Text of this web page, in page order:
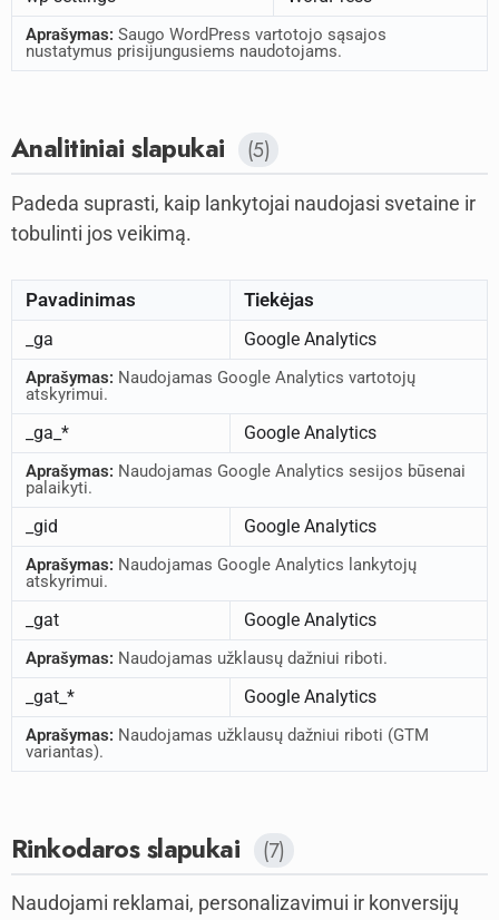
Aprašymas: Saugo WordPress vartotojo sąsajos
nustatymus prisijungusiems naudotojams.
Analitiniai slapukai (5)
Padeda suprasti, kaip lankytojai naudojasi svetaine ir
tobulinti jos veikimą.
Pavadinimas Tiekėjas
_ga Google Analytics
Aprašymas: Naudojamas Google Analytics vartotojų
atskyrimui.
_ga_* Google Analytics
Aprašymas: Naudojamas Google Analytics sesijos būsenai
palaikyti.
_gid Google Analytics
Aprašymas: Naudojamas Google Analytics lankytojų
atskyrimui.
_gat Google Analytics
Aprašymas: Naudojamas užklausų dažniui riboti.
_gat_* Google Analytics
Aprašymas: Naudojamas užklausų dažniui riboti (GTM
variantas).
Rinkodaros slapukai (7)
Naudojami reklamai, personalizavimui ir konversijų